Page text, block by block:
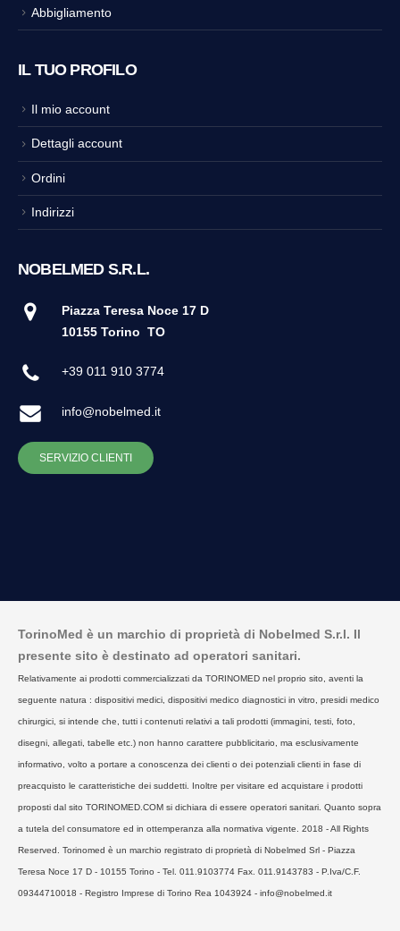
Abbigliamento
IL TUO PROFILO
Il mio account
Dettagli account
Ordini
Indirizzi
NOBELMED S.R.L.
Piazza Teresa Noce 17 D
10155 Torino TO
+39 011 910 3774
info@nobelmed.it
SERVIZIO CLIENTI
TorinoMed è un marchio di proprietà di Nobelmed S.r.l. Il
presente sito è destinato ad operatori sanitari.
Relativamente ai prodotti commercializzati da TORINOMED nel proprio sito, aventi la
seguente natura : dispositivi medici, dispositivi medico diagnostici in vitro, presidi medico
chirurgici, si intende che, tutti i contenuti relativi a tali prodotti (immagini, testi, foto,
disegni, allegati, tabelle etc.) non hanno carattere pubblicitario, ma esclusivamente
informativo, volto a portare a conoscenza dei clienti o dei potenziali clienti in fase di
preacquisto le caratteristiche dei suddetti. Inoltre per visitare ed acquistare i prodotti
proposti dal sito TORINOMED.COM si dichiara di essere operatori sanitari. Quanto sopra
a tutela del consumatore ed in ottemperanza alla normativa vigente. 2018 - All Rights
Reserved. Torinomed è un marchio registrato di proprietà di Nobelmed Srl - Piazza
Teresa Noce 17 D - 10155 Torino - Tel. 011.9103774 Fax. 011.9143783 - P.Iva/C.F.
09344710018 - Registro Imprese di Torino Rea 1043924 - info@nobelmed.it